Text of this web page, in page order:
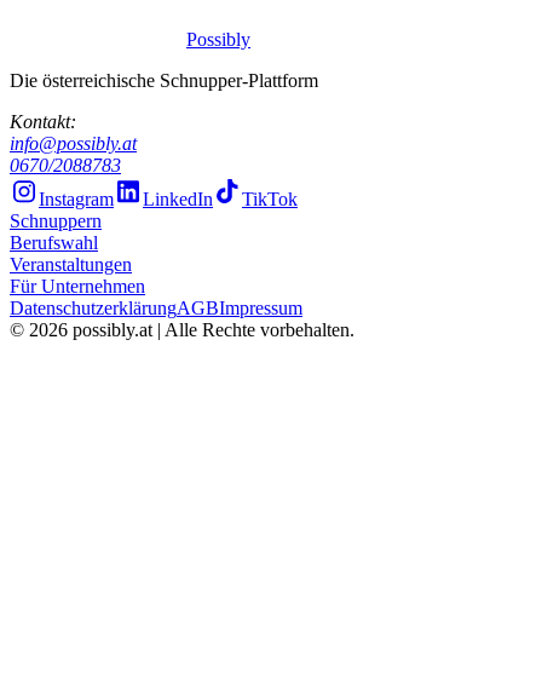
Possibly
Die österreichische Schnupper-Plattform
Kontakt:
info@possibly.at
0670/2088783
Instagram
LinkedIn
TikTok
Schnuppern
Berufswahl
Veranstaltungen
Für Unternehmen
DatenschutzerklärungAGBImpressum
© 2026 possibly.at | Alle Rechte vorbehalten.